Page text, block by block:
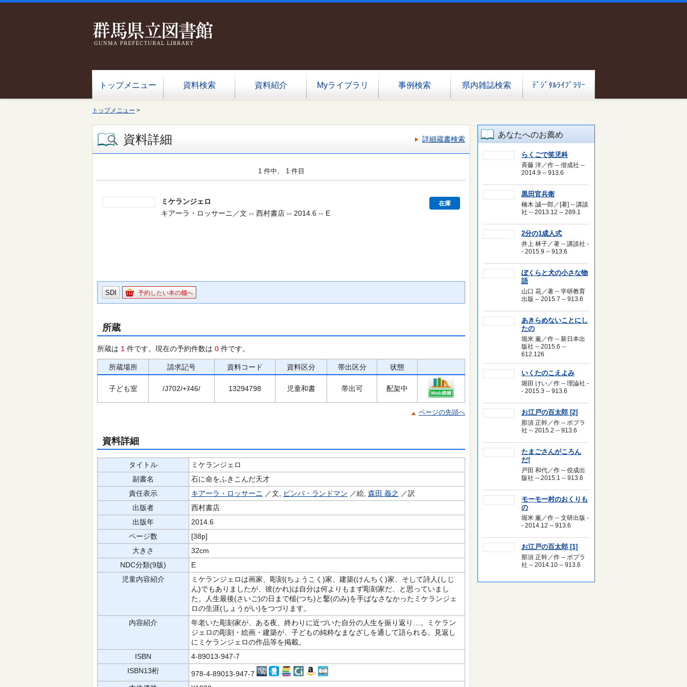
トップメニュー 資料検索 資料紹介 Myライブラリ 事例検索 県内雑誌検索 ﾃﾞｼﾞﾀﾙﾗｲﾌﾞﾗﾘｰ
トップメニュー >
資料詳細 詳細蔵書検索
1 件中、 1 件目
ミケランジェロ 在庫
キアーラ・ロッサーニ／文 -- 西村書店 -- 2014.6 -- E
SDI 予約したい本の棚へ
所蔵
所蔵は 1 件です。現在の予約件数は 0 件です。
所蔵場所 請求記号 資料コード 資料区分 帯出区分 状態
子ども室 /J702/+ﾇ46/ 13294798 児童和書 帯出可 配架中
ページの先頭へ
資料詳細
タイトル
ミケランジェロ
副書名
石に命をふきこんだ天才
責任表示
キアーラ・ロッサーニ ／文, ビンバ・ランドマン ／絵, 森田 義之 ／訳
出版者
西村書店
出版年
2014.6
ページ数
[38p]
大きさ
32cm
NDC分類(9版)
E
児童内容紹介
ミケランジェロは画家、彫刻(ちょうこく)家、建築(けんちく)家、そして詩人(しじ
ん)でもありましたが、彼(かれ)は自分は何よりもまず彫刻家だ、と思っていまし
た。人生最後(さいご)の日まで槌(つち)と鑿(のみ)を手ばなさなかったミケランジェ
ロの生涯(しょうがい)をつづります。
内容紹介
年老いた彫刻家が、ある夜、終わりに近づいた自分の人生を振り返り…。ミケラン
ジェロの彫刻・絵画・建築が、子どもの純粋なまなざしを通して語られる。見返し
にミケランジェロの作品等を掲載。
ISBN
4-89013-947-7
ISBN13桁
978-4-89013-947-7
あなたへのお薦め
らくごで笑児科
斉藤 洋／作 -- 偕成社 --
2014.9 -- 913.6
黒田官兵衛
楠木 誠一郎／[著] -- 講談
社 -- 2013.12 -- 289.1
2分の1成人式
井上 林子／著 -- 講談社 -
- 2015.9 -- 913.6
ぼくらと犬の小さな物
語
山口 花／著 -- 学研教育
出版 -- 2015.7 -- 913.6
あきらめないことにし
たの
堀米 薫／作 -- 新日本出
版社 -- 2015.6 --
612.126
いくたのこえよみ
堀田 けい／作 -- 理論社 -
- 2015.3 -- 913.6
お江戸の百太郎 [2]
那須 正幹／作 -- ポプラ
社 -- 2015.2 -- 913.6
たまごさんがころん
だ!
戸田 和代／作 -- 佼成出
版社 -- 2015.1 -- 913.6
モーモー村のおくりも
の
堀米 薫／作 -- 文研出版 -
- 2014.12 -- 913.6
お江戸の百太郎 [1]
那須 正幹／作 -- ポプラ
社 -- 2014.10 -- 913.6